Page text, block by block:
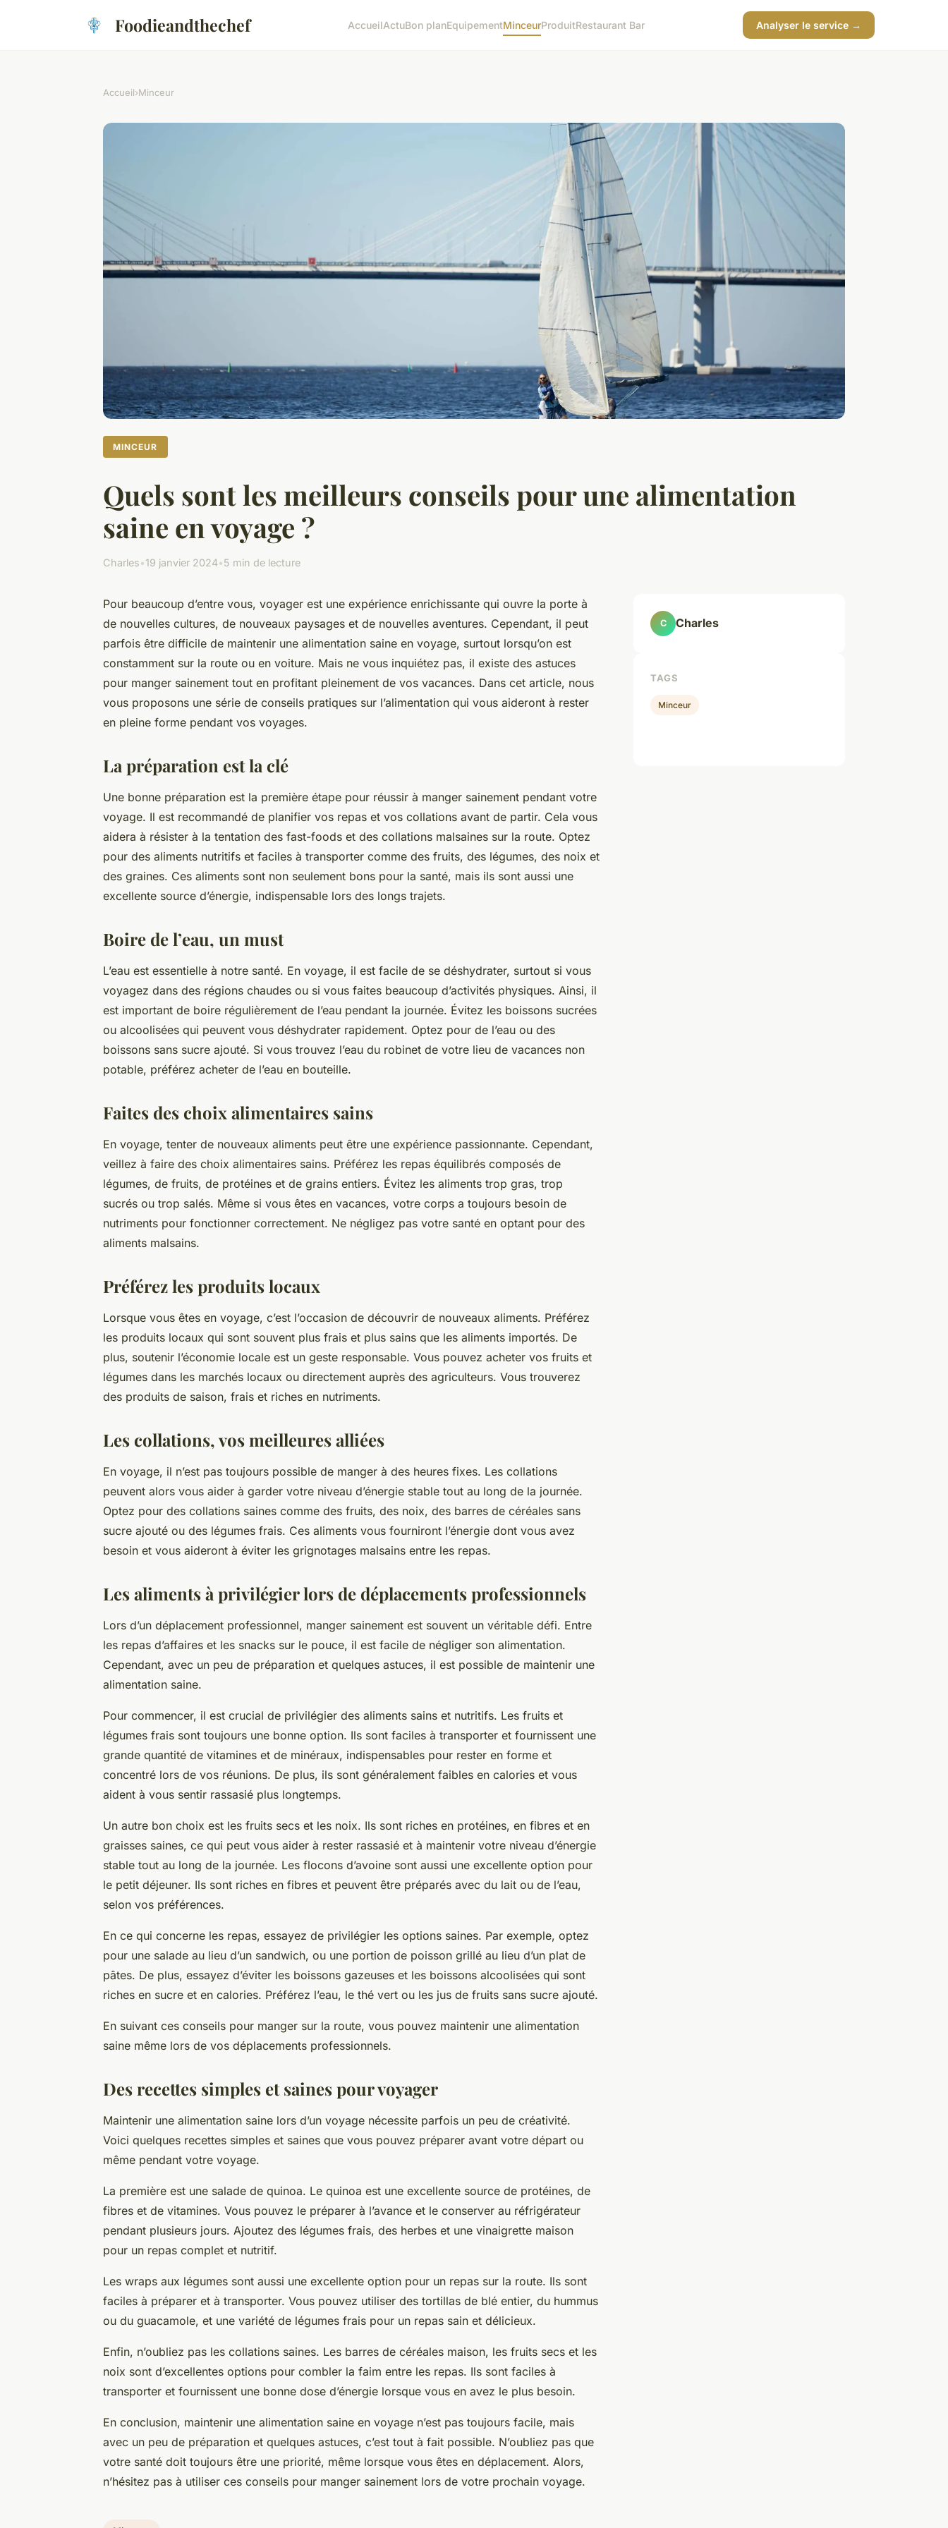
Foodieandthechef AccueilActuBon planEquipementMinceurProduitRestaurant Bar Analyser le service →
Accueil›Minceur
MINCEUR
Quels sont les meilleurs conseils pour une alimentation
saine en voyage ?
Charles•19 janvier 2024•5 min de lecture
Pour beaucoup d’entre vous, voyager est une expérience enrichissante qui ouvre la porte à
de nouvelles cultures, de nouveaux paysages et de nouvelles aventures. Cependant, il peut
parfois être difficile de maintenir une alimentation saine en voyage, surtout lorsqu’on est
constamment sur la route ou en voiture. Mais ne vous inquiétez pas, il existe des astuces
pour manger sainement tout en profitant pleinement de vos vacances. Dans cet article, nous
vous proposons une série de conseils pratiques sur l’alimentation qui vous aideront à rester
en pleine forme pendant vos voyages.
La préparation est la clé
Une bonne préparation est la première étape pour réussir à manger sainement pendant votre
voyage. Il est recommandé de planifier vos repas et vos collations avant de partir. Cela vous
aidera à résister à la tentation des fast-foods et des collations malsaines sur la route. Optez
pour des aliments nutritifs et faciles à transporter comme des fruits, des légumes, des noix et
des graines. Ces aliments sont non seulement bons pour la santé, mais ils sont aussi une
excellente source d’énergie, indispensable lors des longs trajets.
Boire de l’eau, un must
L’eau est essentielle à notre santé. En voyage, il est facile de se déshydrater, surtout si vous
voyagez dans des régions chaudes ou si vous faites beaucoup d’activités physiques. Ainsi, il
est important de boire régulièrement de l’eau pendant la journée. Évitez les boissons sucrées
ou alcoolisées qui peuvent vous déshydrater rapidement. Optez pour de l’eau ou des
boissons sans sucre ajouté. Si vous trouvez l’eau du robinet de votre lieu de vacances non
potable, préférez acheter de l’eau en bouteille.
Faites des choix alimentaires sains
En voyage, tenter de nouveaux aliments peut être une expérience passionnante. Cependant,
veillez à faire des choix alimentaires sains. Préférez les repas équilibrés composés de
légumes, de fruits, de protéines et de grains entiers. Évitez les aliments trop gras, trop
sucrés ou trop salés. Même si vous êtes en vacances, votre corps a toujours besoin de
nutriments pour fonctionner correctement. Ne négligez pas votre santé en optant pour des
aliments malsains.
Préférez les produits locaux
Lorsque vous êtes en voyage, c’est l’occasion de découvrir de nouveaux aliments. Préférez
les produits locaux qui sont souvent plus frais et plus sains que les aliments importés. De
plus, soutenir l’économie locale est un geste responsable. Vous pouvez acheter vos fruits et
légumes dans les marchés locaux ou directement auprès des agriculteurs. Vous trouverez
des produits de saison, frais et riches en nutriments.
Les collations, vos meilleures alliées
En voyage, il n’est pas toujours possible de manger à des heures fixes. Les collations
peuvent alors vous aider à garder votre niveau d’énergie stable tout au long de la journée.
Optez pour des collations saines comme des fruits, des noix, des barres de céréales sans
sucre ajouté ou des légumes frais. Ces aliments vous fourniront l’énergie dont vous avez
besoin et vous aideront à éviter les grignotages malsains entre les repas.
Les aliments à privilégier lors de déplacements professionnels
Lors d’un déplacement professionnel, manger sainement est souvent un véritable défi. Entre
les repas d’affaires et les snacks sur le pouce, il est facile de négliger son alimentation.
Cependant, avec un peu de préparation et quelques astuces, il est possible de maintenir une
alimentation saine.
Pour commencer, il est crucial de privilégier des aliments sains et nutritifs. Les fruits et
légumes frais sont toujours une bonne option. Ils sont faciles à transporter et fournissent une
grande quantité de vitamines et de minéraux, indispensables pour rester en forme et
concentré lors de vos réunions. De plus, ils sont généralement faibles en calories et vous
aident à vous sentir rassasié plus longtemps.
Un autre bon choix est les fruits secs et les noix. Ils sont riches en protéines, en fibres et en
graisses saines, ce qui peut vous aider à rester rassasié et à maintenir votre niveau d’énergie
stable tout au long de la journée. Les flocons d’avoine sont aussi une excellente option pour
le petit déjeuner. Ils sont riches en fibres et peuvent être préparés avec du lait ou de l’eau,
selon vos préférences.
En ce qui concerne les repas, essayez de privilégier les options saines. Par exemple, optez
pour une salade au lieu d’un sandwich, ou une portion de poisson grillé au lieu d’un plat de
pâtes. De plus, essayez d’éviter les boissons gazeuses et les boissons alcoolisées qui sont
riches en sucre et en calories. Préférez l’eau, le thé vert ou les jus de fruits sans sucre ajouté.
En suivant ces conseils pour manger sur la route, vous pouvez maintenir une alimentation
saine même lors de vos déplacements professionnels.
Des recettes simples et saines pour voyager
Maintenir une alimentation saine lors d’un voyage nécessite parfois un peu de créativité.
Voici quelques recettes simples et saines que vous pouvez préparer avant votre départ ou
même pendant votre voyage.
La première est une salade de quinoa. Le quinoa est une excellente source de protéines, de
fibres et de vitamines. Vous pouvez le préparer à l’avance et le conserver au réfrigérateur
pendant plusieurs jours. Ajoutez des légumes frais, des herbes et une vinaigrette maison
pour un repas complet et nutritif.
Les wraps aux légumes sont aussi une excellente option pour un repas sur la route. Ils sont
faciles à préparer et à transporter. Vous pouvez utiliser des tortillas de blé entier, du hummus
ou du guacamole, et une variété de légumes frais pour un repas sain et délicieux.
Enfin, n’oubliez pas les collations saines. Les barres de céréales maison, les fruits secs et les
noix sont d’excellentes options pour combler la faim entre les repas. Ils sont faciles à
transporter et fournissent une bonne dose d’énergie lorsque vous en avez le plus besoin.
En conclusion, maintenir une alimentation saine en voyage n’est pas toujours facile, mais
avec un peu de préparation et quelques astuces, c’est tout à fait possible. N’oubliez pas que
votre santé doit toujours être une priorité, même lorsque vous êtes en déplacement. Alors,
n’hésitez pas à utiliser ces conseils pour manger sainement lors de votre prochain voyage.
C Charles
TAGS
Minceur